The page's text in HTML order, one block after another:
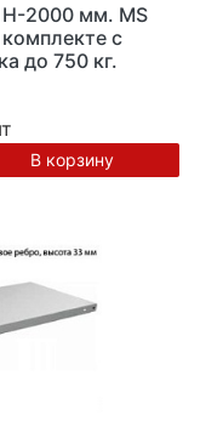
2000 мм. MS
с
до 750 кг.
В корзину